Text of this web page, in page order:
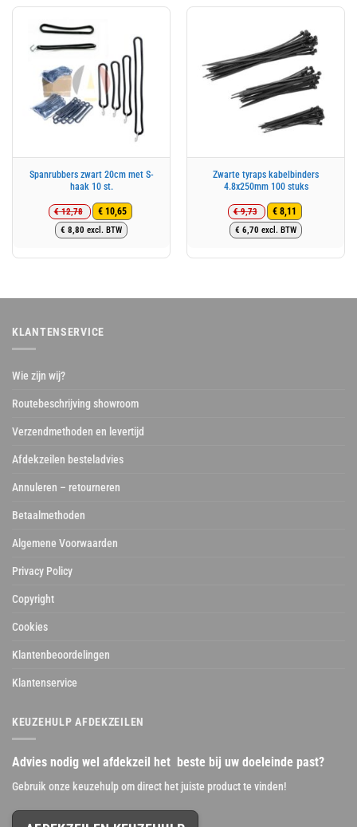
Spanrubbers zwart 20cm met S-
haak 10 st.
€12,78
Oorspronkelijke
prijs
€ 12,78.
€ 10,65
Huidige
prijs
€ 10,65.
€ 8,80 excl. BTW
Zwarte tyraps kabelbinders
4.8x250mm 100 stuks
€9,73
Oorspronkelijke
prijs
€ 9,73.
€ 8,11
Huidige
prijs
€ 8,11.
€ 6,70 excl. BTW
KLANTENSERVICE
Wie zijn wij?
Routebeschrijving showroom
Verzendmethoden en levertijd
Afdekzeilen besteladvies
Annuleren – retourneren
Betaalmethoden
Algemene Voorwaarden
Privacy Policy
Copyright
Cookies
Klantenbeoordelingen
Klantenservice
KEUZEHULP AFDEKZEILEN
Advies nodig wel afdekzeil het beste bij uw doeleinde past?
Gebruik onze keuzehulp om direct het juiste product te vinden!